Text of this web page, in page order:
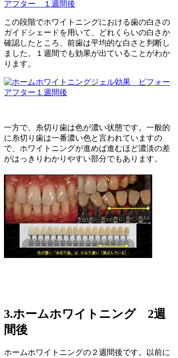
この段階でホワイトニングにおける歯の白さの
ガイドシェードを用いて、どれくらいの白さか
確認したところ、前歯は平均的な白さと判断し
ました。１週間でも効果が出ていることがわか
ります。
一方で、糸切り歯は色が濃い状態です。一般的
に糸切り歯は一番濃い色と言われていますの
で、ホワイトニングが進めば進むほど濃淡の差
がはっきりわかりやすい部分でもあります。
3.ホームホワイトニング 2週
間後
ホームホワイトニングの２週間後です。以前に